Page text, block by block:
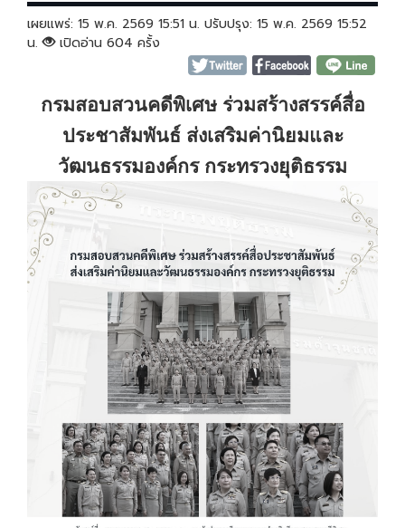
เผยแพร่: 15 พ.ค. 2569 15:51 น. ปรับปรุง: 15 พ.ค. 2569 15:52
น.
เปิดอ่าน 604 ครั้ง
กรมสอบสวนคดีพิเศษ ร่วมสร้างสรรค์สื่อ
ประชาสัมพันธ์ ส่งเสริมค่านิยมและ
วัฒนธรรมองค์กร กระทรวงยุติธรรม